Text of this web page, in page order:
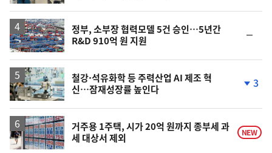
상
정부, 소부장 협력모델 5건 승인…5년간
R&D 910억 원 지원
일
철강·석유화학 등 주력산업 AI 제조 혁
신…잠재성장률 높인다
하
락
3
거주용 1주택, 시가 20억 원까지 종부세 과
세 대상서 제외
NEW